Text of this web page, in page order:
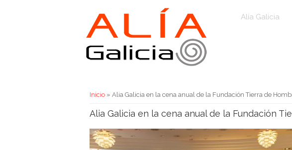
Alía Galicia
Usted está aquí
Inicio » Alia Galicia en la cena anual de la Fundación Tierra de
Alia Galicia en la cena anual de la Fundación